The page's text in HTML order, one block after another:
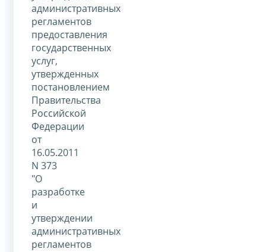
административных
регламентов
предоставления
государственных
услуг,
утвержденных
постановлением
Правительства
Российской
Федерации
от
16.05.2011
N 373
"О
разработке
и
утверждении
административных
регламентов